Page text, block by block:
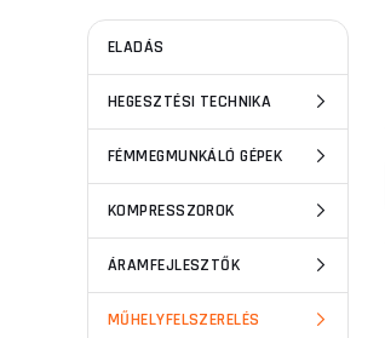
ELADÁS
HEGESZTÉSI TECHNIKA
FÉMMEGMUNKÁLÓ GÉPEK
KOMPRESSZOROK
ÁRAMFEJLESZTŐK
MŰHELYFELSZERELÉS